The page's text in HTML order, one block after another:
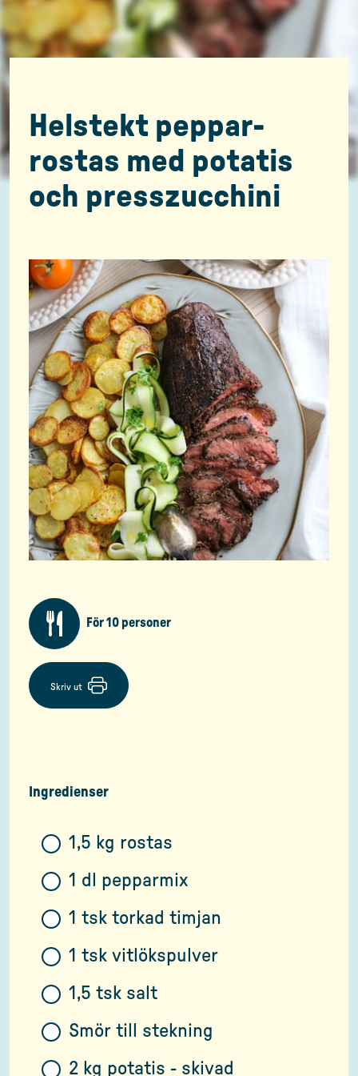
Helstekt peppar-
rostas med potatis
och presszucchini
För 10 personer
Skriv ut
Ingredienser
1,5 kg rostas
1 dl pepparmix
1 tsk torkad timjan
1 tsk vitlökspulver
1,5 tsk salt
Smör till stekning
2 kg potatis - skivad